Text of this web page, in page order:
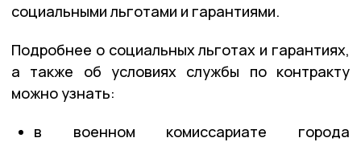
социальными льготами и гарантиями.
Подробнее о социальных льготах и гарантиях,
а также об условиях службы по контракту
можно узнать:
в военном комиссариате города